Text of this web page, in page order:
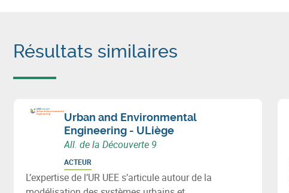
Résultats similaires
Urban and Environmental
Engineering - ULiège
All. de la Découverte 9
ACTEUR
L’expertise de l’UR UEE s’articule autour de la